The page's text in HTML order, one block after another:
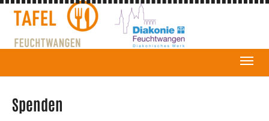
Spenden